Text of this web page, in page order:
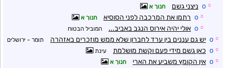
☼
o ניצני גשם חנוך א
☼
o רתמו את המרכבה לפני הסוסיא חנוך א
☼
o אולי יהיה אירוס הנגב באביב... המוביל הבטוח
☼
o יש גם עננים בין ערד לחברון שלא ממש מוזכרים באזהרה תומר - ירושלים
☼
o כאן גשם מידי פעם וקשת מושלמת עינת
☼
o אין הקומץ משביע את הארי חנוך א